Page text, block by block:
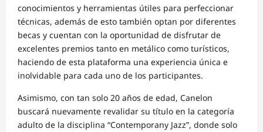
conocimientos y herramientas útiles para perfeccionar
técnicas, además de esto también optan por diferentes
becas y cuentan con la oportunidad de disfrutar de
excelentes premios tanto en metálico como turísticos,
haciendo de esta plataforma una experiencia única e
inolvidable para cada uno de los participantes.
Asimismo, con tan solo 20 años de edad, Canelon
buscará nuevamente revalidar su título en la categoría
adulto de la disciplina “Contemporany Jazz”, donde solo